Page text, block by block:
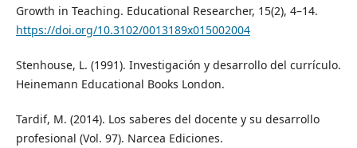
Growth in Teaching. Educational Researcher, 15(2), 4–14.
https://doi.org/10.3102/0013189x015002004
Stenhouse, L. (1991). Investigación y desarrollo del currículo.
Heinemann Educational Books London.
Tardif, M. (2014). Los saberes del docente y su desarrollo
profesional (Vol. 97). Narcea Ediciones.